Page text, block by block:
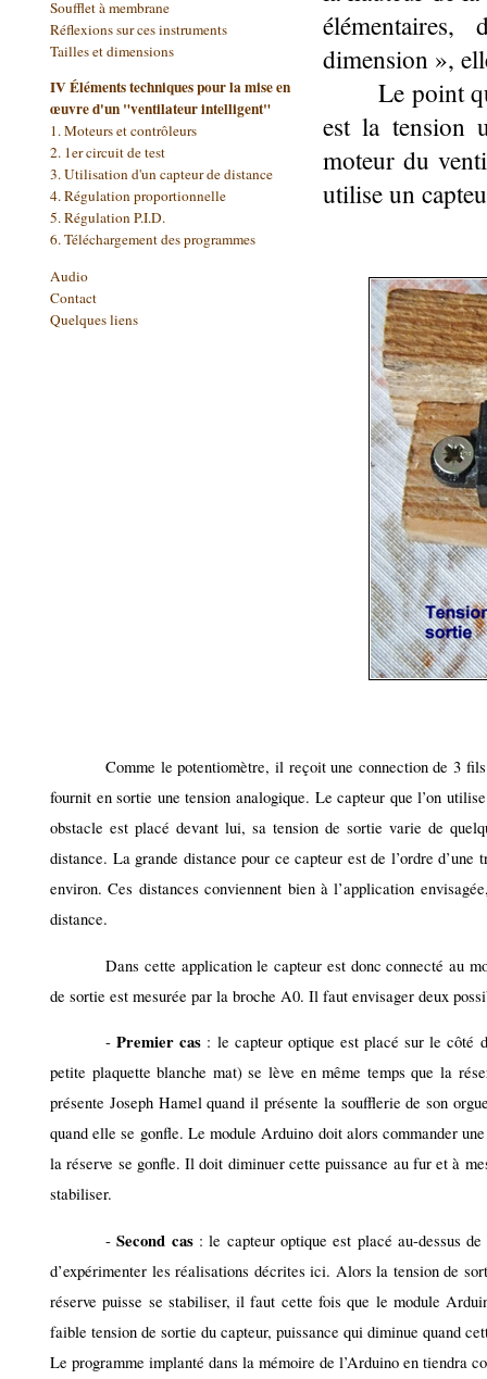
Soufflet à membrane
Réflexions sur ces instruments
Tailles et dimensions
IV Éléments techniques pour la mise en
œuvre d'un "ventilateur intelligent"
1. Moteurs et contrôleurs
2. 1er circuit de test
3.Utilisation d'un capteur de distance
4.Régulation proportionnelle
5.Régulation P.I.D.
6. Téléchargement des programmes
Audio
Contact
Quelques liens
dimension »,
Le point
est la tension
moteur du
utilise un
Comme le potentiomètre, il reçoit une connection de 3
fournit en sortie une tension analogique. Le capteur que l’on
obstacle est placé devant lui, sa tension de sortie varie de
distance. La grande distance pour ce capteur est de l’ordre
environ. Ces distances conviennent bien à l’application
distance.
Dans cette application le capteur est donc connecté au
de sortie est mesurée par la broche A0. Il faut envisager deux
-Premier cas : le capteur optique est placé sur le côté
petite plaquette blanche mat) se lève en même temps que la
présente Joseph Hamel quand il présente la soufflerie de son
quand elle se gonfle. Le module Arduino doit alors commander
la réserve se gonfle. Il doit diminuer cette puissance au fur et à
stabiliser.
-Second cas: le capteur optique est placé au-dessus
d’expérimenter les réalisations décrites ici. Alors la tension de
réserve puisse se stabiliser, il faut cette fois que le module
faible tension de sortie du capteur, puissance qui diminue quand
Le programme implanté dans la mémoire de l’Arduino en tiendra